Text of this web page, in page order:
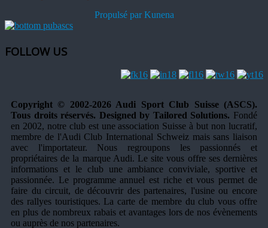
Propulsé parKunena
FOLLOW US
Copyright © 2002-2026 Audi Sport Club Suisse (ASCS).
Tous droits réservés. Designed by Tailored Solutions. Fondé
en 2002, notre club est une association Suisse à but non lucratif,
membre de l'Audi Club International Schweiz mais sans liaison
avec l'importateur. Nous regroupons les passionnés et
propriétaires de la marque Audi. Le site vous offre ses dernières
informations et le club une ambiance conviviale, sportive et
passionnée. Le programme annuel est riche et vous permet de
faire du circuit, de découvrir des partenaires, l'usine ou encore
des rallyes touristiques. La carte de membre du club vous offre
en plus de nombreux rabais et avantages lors de nos évènements
ou auprès de nos partenaires.